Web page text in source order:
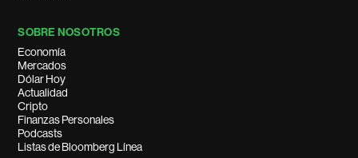
SOBRE NOSOTROS
Economía
Mercados
Dólar Hoy
Actualidad
Cripto
Finanzas Personales
Podcasts
Listas de Bloomberg Línea